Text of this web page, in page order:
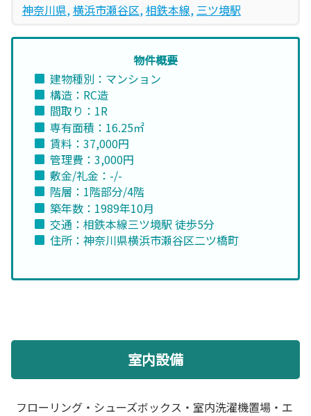
神奈川県, 横浜市瀬谷区, 相鉄本線, 三ツ境駅
物件概要
建物種別：マンション
構造：RC造
間取り：1R
専有面積：16.25㎡
賃料：37,000円
管理費：3,000円
敷金/礼金：-/-
階層：1階部分/4階
築年数：1989年10月
交通：相鉄本線三ツ境駅 徒歩5分
住所：神奈川県横浜市瀬谷区二ツ橋町
室内設備
フローリング・シューズボックス・室内洗濯機置場・エ